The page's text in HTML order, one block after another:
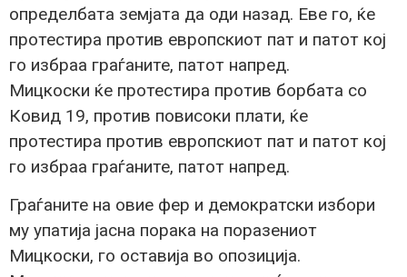
определбата земјата да оди назад. Еве го, ќе
протестира против европскиот пат и патот кој
го избраа граѓаните, патот напред.
Мицкоски ќе протестира против борбата со
Ковид 19, против повисоки плати, ќе
протестира против европскиот пат и патот кој
го избраа граѓаните, патот напред.
Граѓаните на овие фер и демократски избори
му упатија јасна порака на поразениот
Мицкоски, го оставија во опозиција.